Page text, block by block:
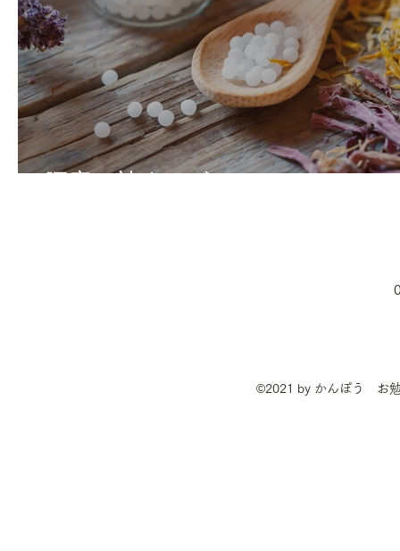
腰痛に効くツボ
©2021 by かんぽう お勉